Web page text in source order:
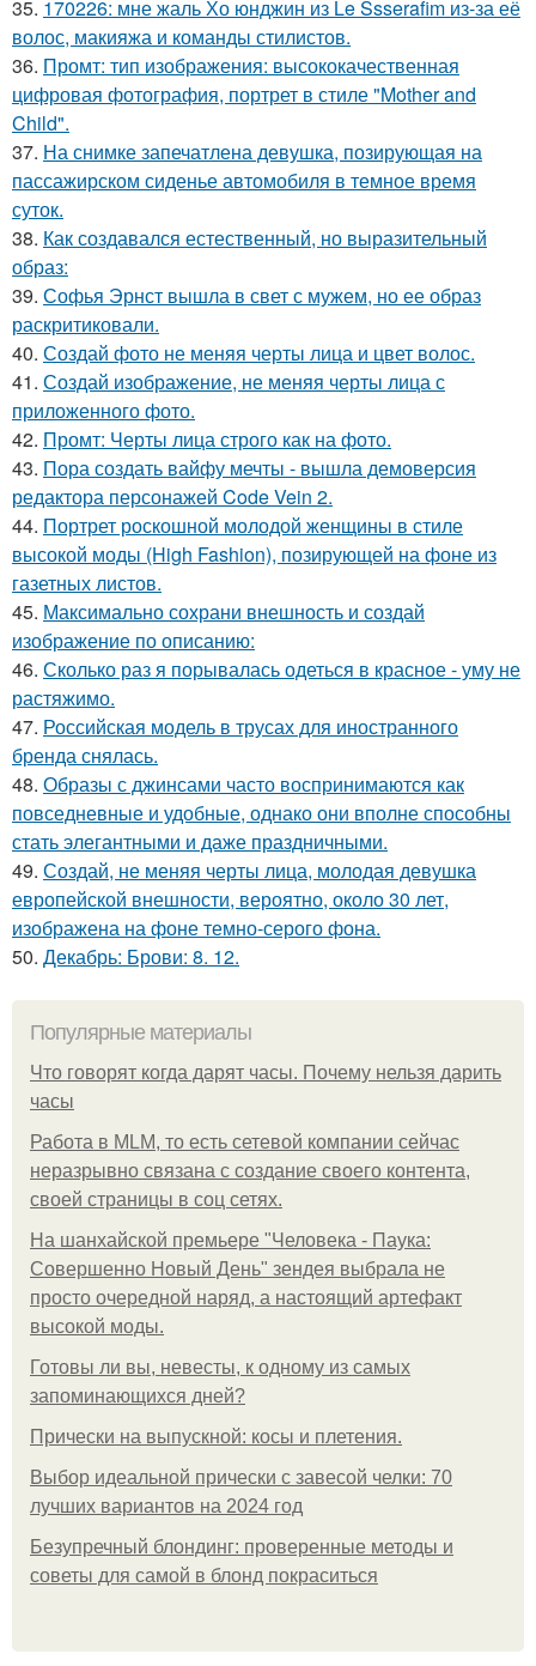
35. 170226: мне жаль Хо юнджин из Le Ssserafim из-за её
волос, макияжа и команды стилистов.
36. Промт: тип изображения: высококачественная
цифровая фотография, портрет в стиле "Mother and
Child".
37. На снимке запечатлена девушка, позирующая на
пассажирском сиденье автомобиля в темное время
суток.
38. Как создавался естественный, но выразительный
образ:
39. Софья Эрнст вышла в свет с мужем, но ее образ
раскритиковали.
40. Создай фото не меняя черты лица и цвет волос.
41. Создай изображение, не меняя черты лица с
приложенного фото.
42. Промт: Черты лица строго как на фото.
43. Пора создать вайфу мечты - вышла демоверсия
редактора персонажей Code Vein 2.
44. Портрет роскошной молодой женщины в стиле
высокой моды (High Fashion), позирующей на фоне из
газетных листов.
45. Максимально сохрани внешность и создай
изображение по описанию:
46. Сколько раз я порывалась одеться в красное - уму не
растяжимо.
47. Российская модель в трусах для иностранного
бренда снялась.
48. Образы с джинсами часто воспринимаются как
повседневные и удобные, однако они вполне способны
стать элегантными и даже праздничными.
49. Создай, не меняя черты лица, молодая девушка
европейской внешности, вероятно, около 30 лет,
изображена на фоне темно-серого фона.
50. Декабрь: Брови: 8. 12.
Популярные материалы
Что говорят когда дарят часы. Почему нельзя дарить
часы
Работа в MLM, то есть сетевой компании сейчас
неразрывно связана с создание своего контента,
своей страницы в соц сетях.
На шанхайской премьере "Человека - Паука:
Совершенно Новый День" зендея выбрала не
просто очередной наряд, а настоящий артефакт
высокой моды.
Готовы ли вы, невесты, к одному из самых
запоминающихся дней?
Прически на выпускной: косы и плетения.
Выбор идеальной прически с завесой челки: 70
лучших вариантов на 2024 год
Безупречный блондинг: проверенные методы и
советы для самой в блонд покраситься